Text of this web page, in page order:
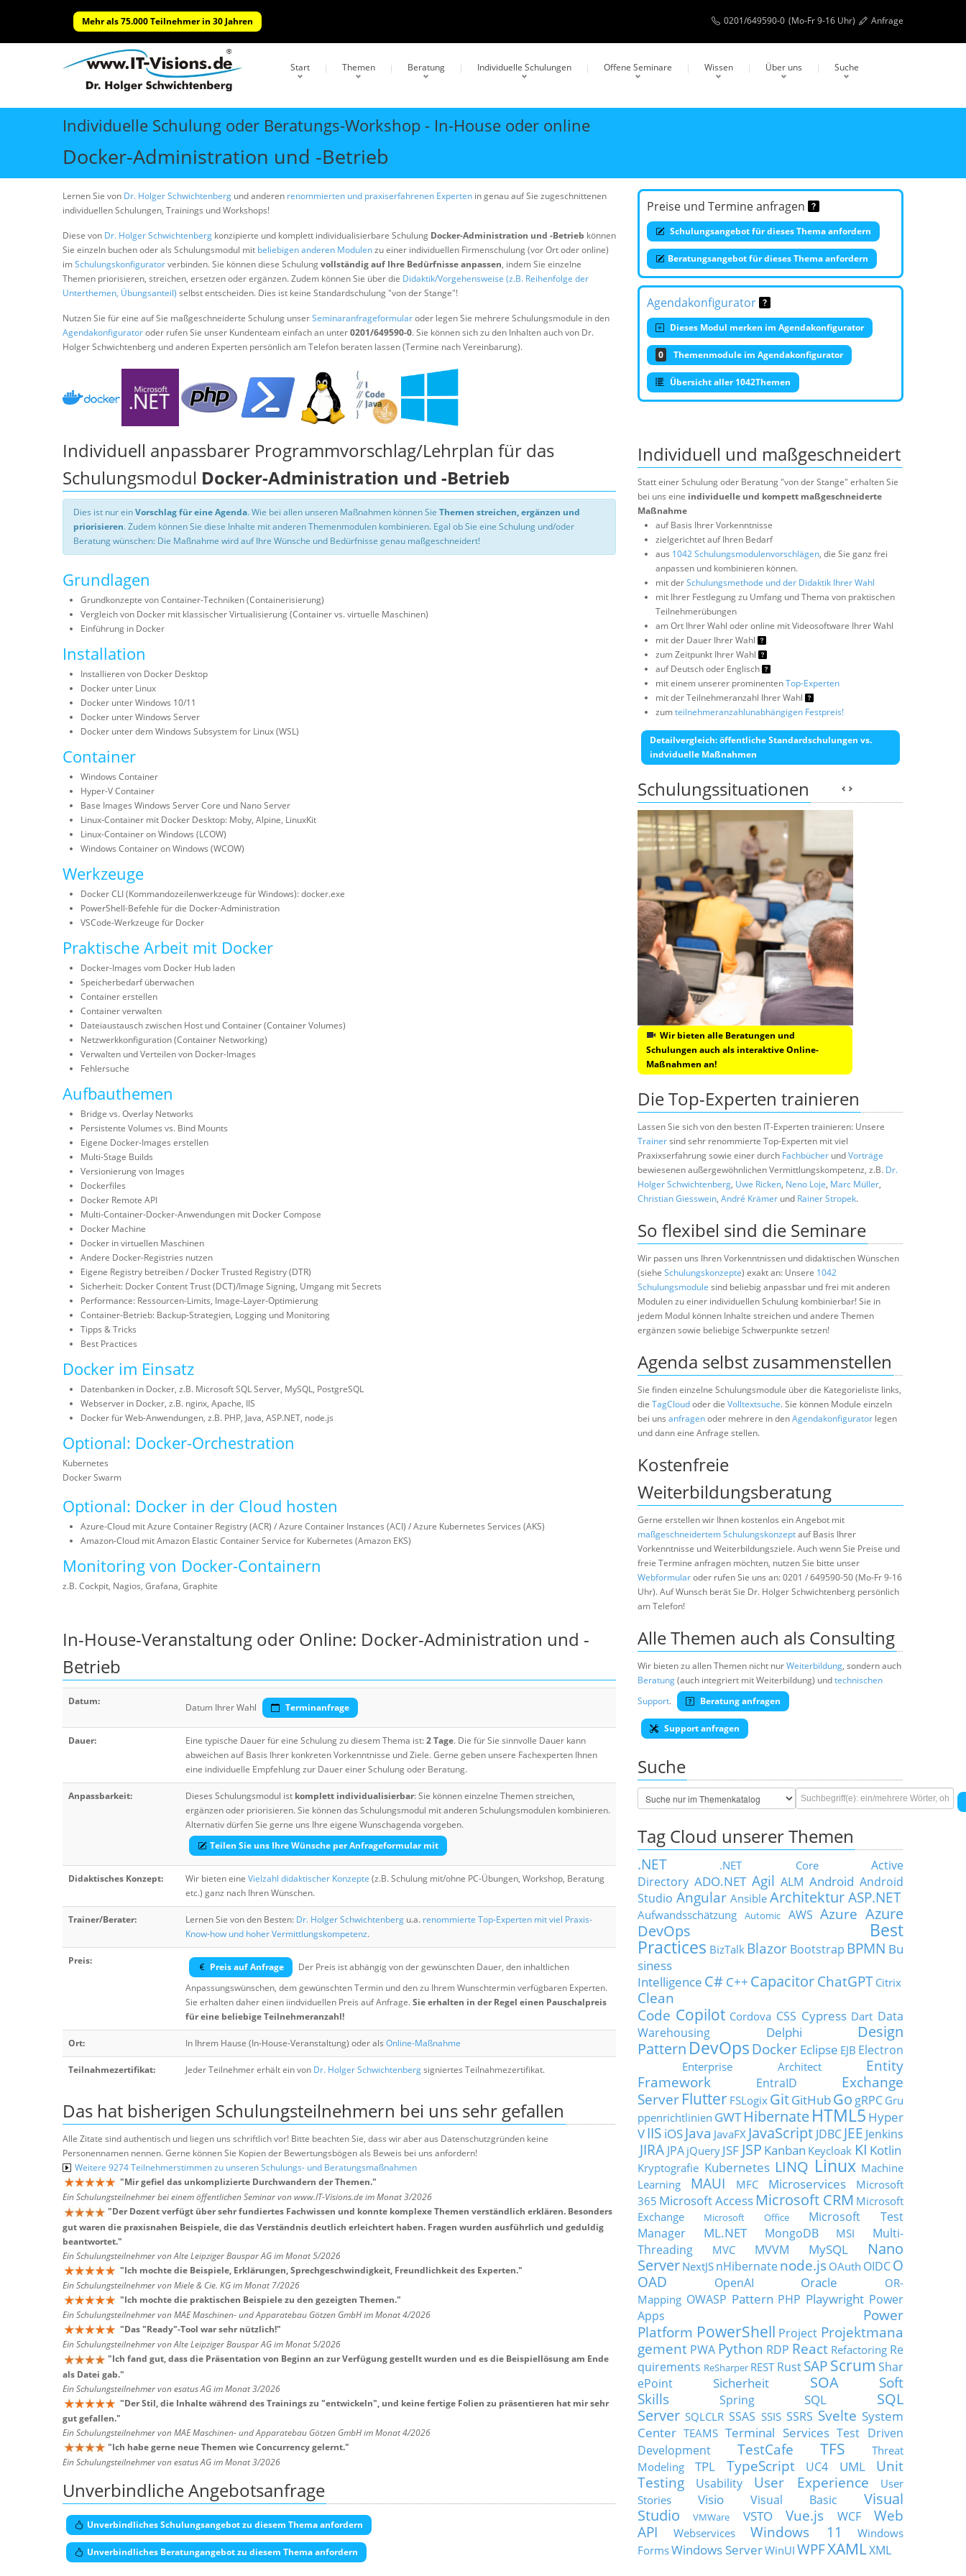
Mehr als 75.000 Teilnehmer in 30 Jahren 0201/649590-0 (Mo-Fr 9-16 Uhr) Anfrage
Start Themen Beratung Individuelle Schulungen Offene Seminare Wissen Über uns Suche
Individuelle Schulung oder Beratungs-Workshop - In-House oder online
Docker-Administration und -Betrieb
Lernen Sie von Dr. Holger Schwichtenberg und anderen renommierten und praxiserfahrenen Experten in genau auf Sie zugeschnittenen
individuellen Schulungen, Trainings und Workshops!
Diese von Dr. Holger Schwichtenberg konzipierte und komplett individualisierbare Schulung Docker-Administration und -Betrieb können
Sie einzeln buchen oder als Schulungsmodul mit beliebigen anderen Modulenzu einer individuellen Firmenschulung (vor Ort oder online)
imSchulungskonfiguratorverbinden. Sie können diese Schulungvollständig auf Ihre Bedürfnisse anpassen, indem Sie einzelne
Themen priorisieren, streichen, ersetzen oder ergänzen. Zudem können Sie über die Didaktik/Vorgehensweise (z.B. Reihenfolge der
Unterthemen, Übungsanteil) selbst entscheiden. Dies ist keine Standardschulung "von der Stange"!
Nutzen Sie für eine auf Sie maßgeschneiderte Schulung unserSeminaranfrageformularoder legen Sie mehrere Schulungsmodule in den
Agendakonfiguratoroder rufen Sie unser Kundenteam einfach an unter0201/649590-0. Sie können sich zu den Inhalten auch von Dr.
Holger Schwichtenberg und anderen Experten persönlich am Telefon beraten lassen (Termine nach Vereinbarung).
Preise und Termine anfragen
Schulungsangebot für dieses Thema anfordern
Beratungsangebot für dieses Thema anfordern
Agendakonfigurator
Dieses Modul merken im Agendakonfigurator
0 Themenmodule im Agendakonfigurator
Übersicht aller 1042Themen
Individuell anpassbarer Programmvorschlag/Lehrplan für das
Schulungsmodul Docker-Administration und -Betrieb
Dies ist nur einVorschlag für eine Agenda. Wie bei allen unseren Maßnahmen können Sie Themen streichen, ergänzen und
priorisieren. Zudem können Sie diese Inhalte mit anderen Themenmodulen kombinieren. Egal ob Sie eine Schulung und/oder
Beratung wünschen: Die Maßnahme wird auf Ihre Wünsche und Bedürfnisse genau maßgeschneidert!
Grundlagen
Grundkonzepte von Container-Techniken (Containerisierung)
Vergleich von Docker mit klassischer Virtualisierung (Container vs. virtuelle Maschinen)
Einführung in Docker
Installation
Installieren von Docker Desktop
Docker unter Linux
Docker unter Windows 10/11
Docker unter Windows Server
Docker unter dem Windows Subsystem for Linux (WSL)
Container
Windows Container
Hyper-V Container
Base Images Windows Server Core und Nano Server
Linux-Container mit Docker Desktop: Moby, Alpine, LinuxKit
Linux-Container on Windows (LCOW)
Windows Container on Windows (WCOW)
Werkzeuge
Docker CLI (Kommandozeilenwerkzeuge für Windows): docker.exe
PowerShell-Befehle für die Docker-Administration
VSCode-Werkzeuge für Docker
Praktische Arbeit mit Docker
Docker-Images vom Docker Hub laden
Speicherbedarf überwachen
Container erstellen
Container verwalten
Dateiaustausch zwischen Host und Container (Container Volumes)
Netzwerkkonfiguration (Container Networking)
Verwalten und Verteilen von Docker-Images
Fehlersuche
Aufbauthemen
Bridge vs. Overlay Networks
Persistente Volumes vs. Bind Mounts
Eigene Docker-Images erstellen
Multi-Stage Builds
Versionierung von Images
Dockerfiles
Docker Remote API
Multi-Container-Docker-Anwendungen mit Docker Compose
Docker Machine
Docker in virtuellen Maschinen
Andere Docker-Registries nutzen
Eigene Registry betreiben / Docker Trusted Registry (DTR)
Sicherheit: Docker Content Trust (DCT)/Image Signing, Umgang mit Secrets
Performance: Ressourcen-Limits, Image-Layer-Optimierung
Container-Betrieb: Backup-Strategien, Logging und Monitoring
Tipps & Tricks
Best Practices
Docker im Einsatz
Datenbanken in Docker, z.B. Microsoft SQL Server, MySQL, PostgreSQL
Webserver in Docker, z.B. nginx, Apache, IIS
Docker für Web-Anwendungen, z.B. PHP, Java, ASP.NET, node.js
Optional: Docker-Orchestration
Kubernetes
Docker Swarm
Optional: Docker in der Cloud hosten
Azure-Cloud mit Azure Container Registry (ACR) / Azure Container Instances (ACI) / Azure Kubernetes Services (AKS)
Amazon-Cloud mit Amazon Elastic Container Service for Kubernetes (Amazon EKS)
Monitoring von Docker-Containern
z.B. Cockpit, Nagios, Grafana, Graphite
In-House-Veranstaltung oder Online: Docker-Administration und -
Betrieb
Datum:
Datum Ihrer Wahl Terminanfrage
Dauer: Eine typische Dauer für eine Schulung zu diesem Thema ist:2 Tage. Die für Sie sinnvolle Dauer kann
abweichen auf Basis Ihrer konkreten Vorkenntnisse und Ziele. Gerne geben unsere Fachexperten Ihnen
eine individuelle Empfehlung zur Dauer einer Schulung oder Beratung.
Anpassbarkeit: Dieses Schulungsmodul ist komplett individualisierbar: Sie können einzelne Themen streichen,
ergänzen oder priorisieren. Sie können das Schulungsmodul mit anderen Schulungsmodulen kombinieren.
Alternativ dürfen Sie gerne uns Ihre eigene Wunschagenda vorgeben.
Teilen Sie uns Ihre Wünsche per Anfrageformular mit
Didaktisches Konzept: Wir bieten eine Vielzahl didaktischer Konzepte (z.B. Schulung mit/ohne PC-Übungen, Workshop, Beratung
etc.) ganz nach Ihren Wünschen.
Trainer/Berater: Lernen Sie von den Besten: Dr. Holger Schwichtenberg u.a. renommierte Top-Experten mit viel Praxis-
Know-how und hoher Vermittlungskompetenz.
Preis:
Preis auf Anfrage
Der Preis ist abhängig von der gewünschten Dauer, den inhaltlichen
Anpassungswünschen, dem gewünschten Termin und den zu Ihrem Wunschtermin verfügbaren Experten.
Sie erhalten daher einen iindviduellen Preis auf Anfrage.Sie erhalten in der Regel einen Pauschalpreis
für eine beliebige Teilnehmeranzahl!
Ort: In Ihrem Hause (In-House-Veranstaltung) oder als Online-Maßnahme
Teilnahmezertifikat: Jeder Teilnehmer erhält ein von Dr. Holger Schwichtenbergsigniertes Teilnahmezertifikat.
Das hat bisherigen Schulungsteilnehmern bei uns sehr gefallen
Alle Zitate sind authentisch und liegen uns schriftlich vor! Bitte beachten Sie, dass wir aber aus Datenschutzgründen keine
Personennamen nennen. Gerne können Sie Kopien der Bewertungsbögen als Beweis bei uns anfordern!
Weitere 9274 Teilnehmerstimmen zu unseren Schulungs- und Beratungsmaßnahmen
"Mir gefiel das unkomplizierte Durchwandern der Themen."
Ein Schulungsteilnehmer bei einem öffentlichen Seminar von www.IT-Visions.de im Monat 3/2026
"Der Dozent verfügt über sehr fundiertes Fachwissen und konnte komplexe Themen verständlich erklären. Besonders
gut waren die praxisnahen Beispiele, die das Verständnis deutlich erleichtert haben. Fragen wurden ausführlich und geduldig
beantwortet."
Ein Schulungsteilnehmer von Alte Leipziger Bauspar AG im Monat 5/2026
"Ich mochte die Beispiele, Erklärungen, Sprechgeschwindigkeit, Freundlichkeit des Experten."
Ein Schulungsteilnehmer von Miele & Cie. KG im Monat 7/2026
"Ich mochte die praktischen Beispiele zu den gezeigten Themen."
Ein Schulungsteilnehmer von MAE Maschinen- und Apparatebau Götzen GmbH im Monat 4/2026
"Das "Ready"-Tool war sehr nützlich!"
Ein Schulungsteilnehmer von Alte Leipziger Bauspar AG im Monat 5/2026
"Ich fand gut, dass die Präsentation von Beginn an zur Verfügung gestellt wurden und es die Beispiellösung am Ende
als Datei gab."
Ein Schulungsteilnehmer von esatus AG im Monat 3/2026
"Der Stil, die Inhalte während des Trainings zu "entwickeln", und keine fertige Folien zu präsentieren hat mir sehr
gut gefallen."
Ein Schulungsteilnehmer von MAE Maschinen- und Apparatebau Götzen GmbH im Monat 4/2026
"Ich habe gerne neue Themen wie Concurrency gelernt."
Ein Schulungsteilnehmer von esatus AG im Monat 3/2026
Unverbindliche Angebotsanfrage
Unverbindliches Schulungsangebot zu diesem Thema anfordern
Unverbindliches Beratungangebot zu diesem Thema anfordern
Individuell und maßgeschneidert
Statt einer Schulung oder Beratung "von der Stange" erhalten Sie
bei uns eine individuelle und kompett maßgeschneiderte
Maßnahme
auf Basis Ihrer Vorkenntnisse
zielgerichtet auf Ihren Bedarf
aus 1042 Schulungsmodulenvorschlägen, die Sie ganz frei
anpassen und kombinieren können.
mit derSchulungsmethode und der Didaktik Ihrer Wahl
mit Ihrer Festlegung zu Umfang und Thema von praktischen
Teilnehmerübungen
am Ort Ihrer Wahl oder online mit Videosoftware Ihrer Wahl
mit der Dauer Ihrer Wahl
zum Zeitpunkt Ihrer Wahl
auf Deutsch oder Englisch
mit einem unserer prominentenTop-Experten
mit der Teilnehmeranzahl Ihrer Wahl
zumteilnehmeranzahlunabhängigen Festpreis!
Detailvergleich: öffentliche Standardschulungen vs.
indviduelle Maßnahmen
Schulungssituationen
Wir bieten alle Beratungen und
Schulungen auch als interaktive Online-
Maßnahmen an!
Die Top-Experten trainieren
Lassen Sie sich von den besten IT-Experten trainieren: Unsere
Trainersind sehr renommierte Top-Experten mit viel
Praxixserfahrung sowie einer durch Fachbücher undVorträge
bewiesenen außergewöhnlichen Vermittlungskompetenz, z.B. Dr.
Holger Schwichtenberg, Uwe Ricken, Neno Loje, Marc Müller,
Christian Giesswein, André Krämer und Rainer Stropek.
So flexibel sind die Seminare
Wir passen uns Ihren Vorkenntnissen und didaktischen Wünschen
(siehe Schulungskonzepte) exakt an: Unsere 1042
Schulungsmodule sind beliebig anpassbar und frei mit anderen
Modulen zu einer individuellen Schulung kombinierbar! Sie in
jedem Modul können Inhalte streichen und andere Themen
ergänzen sowie beliebige Schwerpunkte setzen!
Agenda selbst zusammenstellen
Sie finden einzelne Schulungsmodule über die Kategorieliste links,
die TagCloudoder die Volltextsuche. Sie können Module einzeln
bei uns anfragenoder mehrere in denAgendakonfigurator legen
und dann eine Anfrage stellen.
Kostenfreie
Weiterbildungsberatung
Gerne erstellen wir Ihnen kostenlos ein Angebot mit
maßgeschneidertem Schulungskonzeptauf Basis Ihrer
Vorkenntnisse und Weiterbildungsziele. Auch wenn Sie Preise und
freie Termine anfragen möchten, nutzen Sie bitte unser
Webformularoder rufen Sie uns an: 0201 / 649590-50 (Mo-Fr 9-16
Uhr). Auf Wunsch berät Sie Dr. Holger Schwichtenberg persönlich
am Telefon!
Alle Themen auch als Consulting
Wir bieten zu allen Themen nicht nurWeiterbildung, sondern auch
Beratung(auch integriert mit Weiterbildung) undtechnischen
Support. Beratung anfragen
Support anfragen
Suche
Tag Cloud unserer Themen
.NET .NET Core
Active
Directory ADO.NET Agil ALM Android Android
Studio Angular Ansible Architektur ASP.NET
Aufwandsschätzung Automic AWS Azure Azure
DevOps
Best
Practices BizTalk Blazor Bootstrap BPMN Bu
siness
Intelligence C# C++ Capacitor ChatGPT Citrix
Clean
Code Copilot Cordova CSS Cypress Dart Data
Warehousing
Delphi
Design
Pattern DevOps Docker Eclipse EJB Electron
Enterprise Architect
Entity
Framework
EntraID
Exchange
Server Flutter FSLogix GitGitHubGo gRPC Gru
ppenrichtlinien GWT HibernateHTML5 Hyper
VIIS iOSJava JavaFX JavaScript JDBC JEE Jenkins
JIRA JPA jQuery JSF JSP Kanban Keycloak KI Kotlin
Kryptografie Kubernetes LINQ Linux Machine
Learning
MAUI MFC Microservices
Microsoft
365 Microsoft Access Microsoft CRM Microsoft
Exchange
Microsoft Office
Microsoft Test
Manager
ML.NET MongoDB MSI
Multi-
Threading
MVC MVVM MySQL
Nano
Server NextJS nHibernatenode.js OAuth OIDCO
OAD
OpenAI Oracle
OR-
Mapping OWASP Pattern PHP Playwright Power
Apps
Power
Platform PowerShell Project Projektmana
gement PWA Python RDP React Refactoring Re
quirements ReSharper REST Rust SAP Scrum Shar
ePoint
Sicherheit SOA
Soft
Skills
Spring SQL
SQL
Server SQLCLR SSAS SSIS SSRS Svelte System
Center TEAMS Terminal Services Test Driven
Development
TestCafe TFS
Threat
Modeling
TPL TypeScript UC4 UML
Unit
Testing
Usability User Experience
User
Stories
Visio Visual Basic
Visual
Studio
VMWare VSTO Vue.js WCF
Web
API
Webservices Windows 11
Windows
FormsWindows ServerWinUI WPFXAMLXML